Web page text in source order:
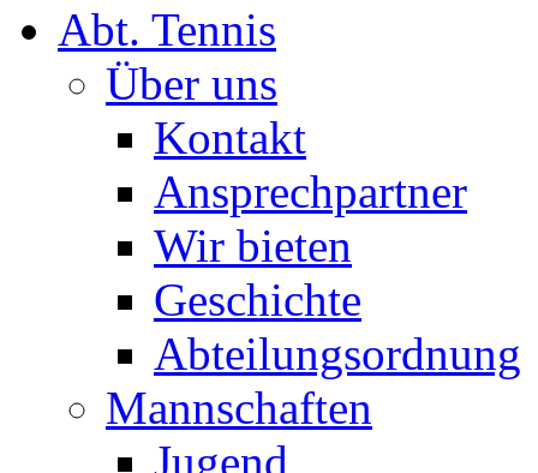
Abt. Tennis
Über uns
Kontakt
Ansprechpartner
Wir bieten
Geschichte
Abteilungsordnung
Mannschaften
Jugend